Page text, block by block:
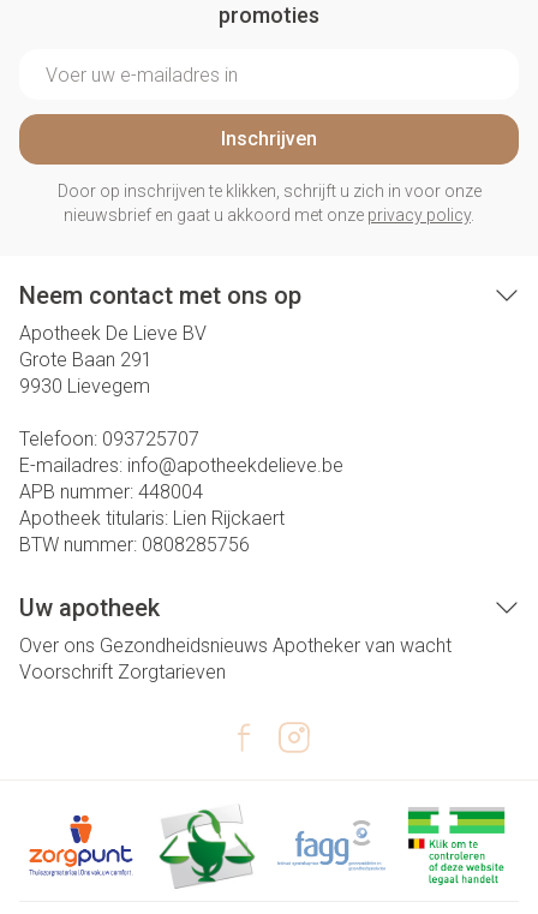
promoties
Inschrijven
Door op inschrijven te klikken, schrijft u zich in voor onze
nieuwsbrief en gaat u akkoord met onze privacy policy.
Neem contact met ons op
Apotheek De Lieve BV
Grote Baan 291
9930 Lievegem
Telefoon: 093725707
E-mailadres: info@apotheekdelieve.be
APB nummer: 448004
Apotheek titularis: Lien Rijckaert
BTW nummer: 0808285756
Uw apotheek
Over ons Gezondheidsnieuws Apotheker van wacht
Voorschrift Zorgtarieven